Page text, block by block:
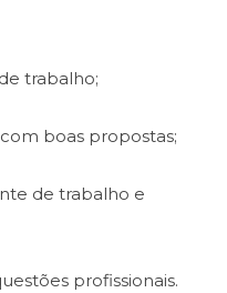
trabalho;
boas propostas;
de trabalho e
profissionais.